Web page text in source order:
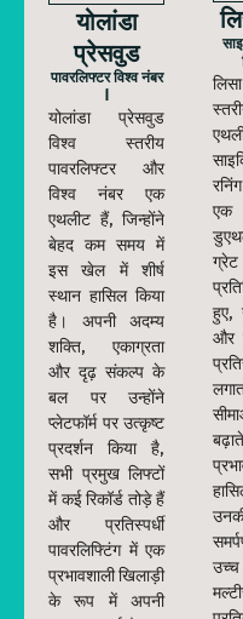
योलांडा
प्रेसवुड
पावरलिफ्टर विश्व नंबर
1
योलांडा प्रेसवुड
विश्व स्तरीय
पावरलिफ्टर और
विश्व नंबर एक
एथलीट हैं, जिन्होंने
बेहद कम समय में
इस खेल में शीर्ष
स्थान हासिल किया
है। अपनी अदम्य
शक्ति, एकाग्रता
और दृढ़ संकल्प के
बल पर उन्होंने
प्लेटफॉर्म पर उत्कृष्ट
प्रदर्शन किया है,
सभी प्रमुख लिफ्टों
में कई रिकॉर्ड तोड़े हैं
और प्रतिस्पर्धी
पावरलिफ्टिंग में एक
प्रभावशाली खिलाड़ी
के रूप में अपनी
एक
हुए,
और